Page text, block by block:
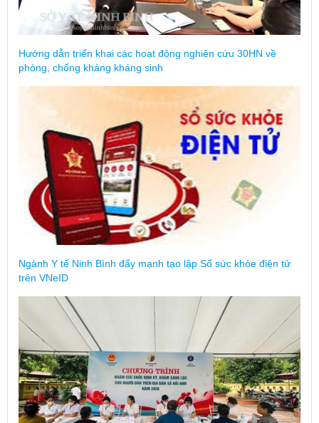
Hướng dẫn triển khai các hoạt động nghiên cứu 30HN về
phòng, chống kháng kháng sinh
Ngành Y tế Ninh Bình đẩy mạnh tạo lập Sổ sức khỏe điện tử
trên VNeID